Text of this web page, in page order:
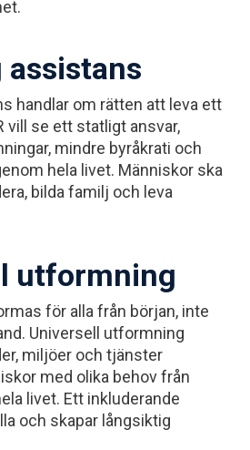
assistans
handlar om rätten att leva ett
vill se ett statligt ansvar,
mindre byråkrati och
hela livet. Människor ska
bilda familj och leva
utformning
för alla från början, inte
Universell utformning
miljöer och tjänster
med olika behov från
livet. Ett inkluderande
och skapar långsiktig